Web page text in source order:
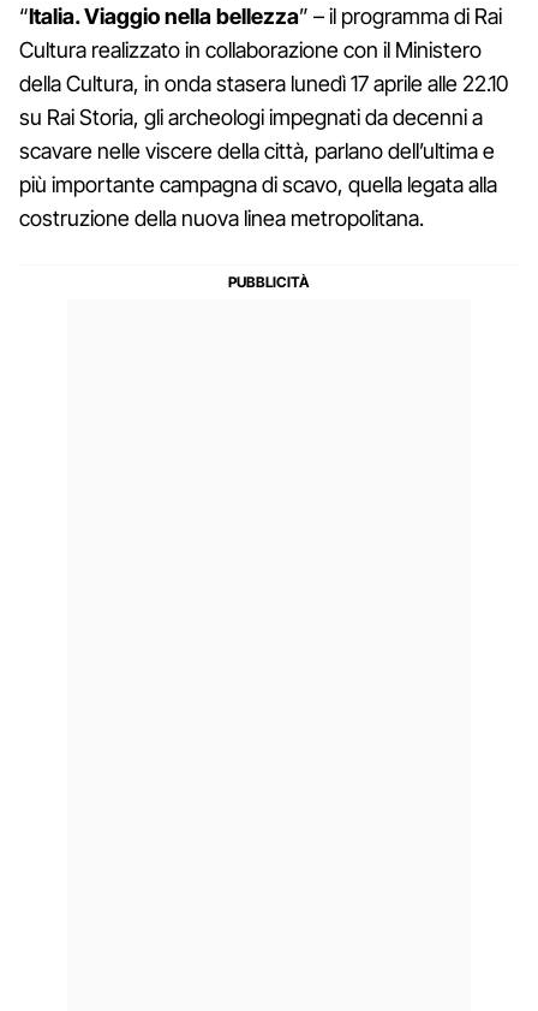
“Italia. Viaggio nella bellezza” – il programma di Rai
Cultura realizzato in collaborazione con il Ministero
della Cultura, in onda stasera lunedì 17 aprile alle 22.10
su Rai Storia, gli archeologi impegnati da decenni a
scavare nelle viscere della città, parlano dell’ultima e
più importante campagna di scavo, quella legata alla
costruzione della nuova linea metropolitana.